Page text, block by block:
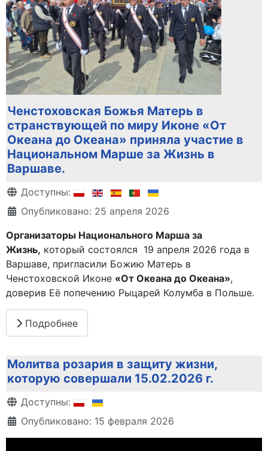
Ченстоховская Божья Матерь в
странствующей по миру Иконе «От
Океана до Океана» приняла участие в
Национальном Марше за Жизнь в
Варшаве.
Информация о материале
Доступны:
Опубликовано: 25 апреля 2026
Организаторы Национального Марша за
Жизнь, который состоялся 19 апреля 2026 года в
Варшаве, пригласили Божию Матерь в
Ченстоховской Иконе «От Океана до Океана»,
доверив Её попечению Рыцарей Колумба в Польше.
Подробнее
Молитва розария в защиту жизни,
которую совершали 15.02.2026 г.
Информация о материале
Доступны:
Опубликовано: 15 февраля 2026